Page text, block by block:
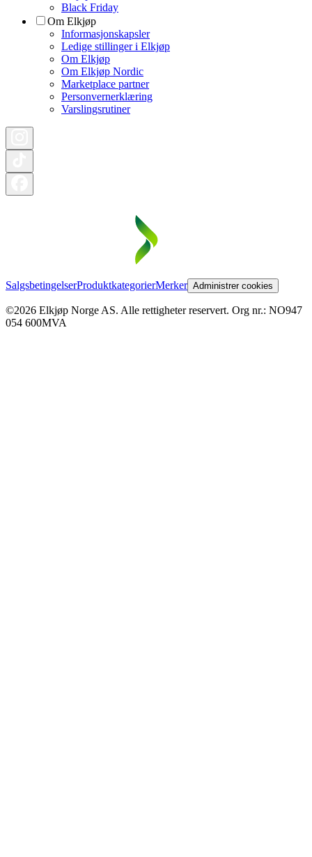
Black Friday
Om Elkjøp
Informasjonskapsler
Ledige stillinger i Elkjøp
Om Elkjøp
Om Elkjøp Nordic
Marketplace partner
Personvernerklæring
Varslingsrutiner
SalgsbetingelserProduktkategorierMerker Administrer cookies
©2026 Elkjøp Norge AS. Alle rettigheter reservert. Org nr.: NO947
054 600MVA